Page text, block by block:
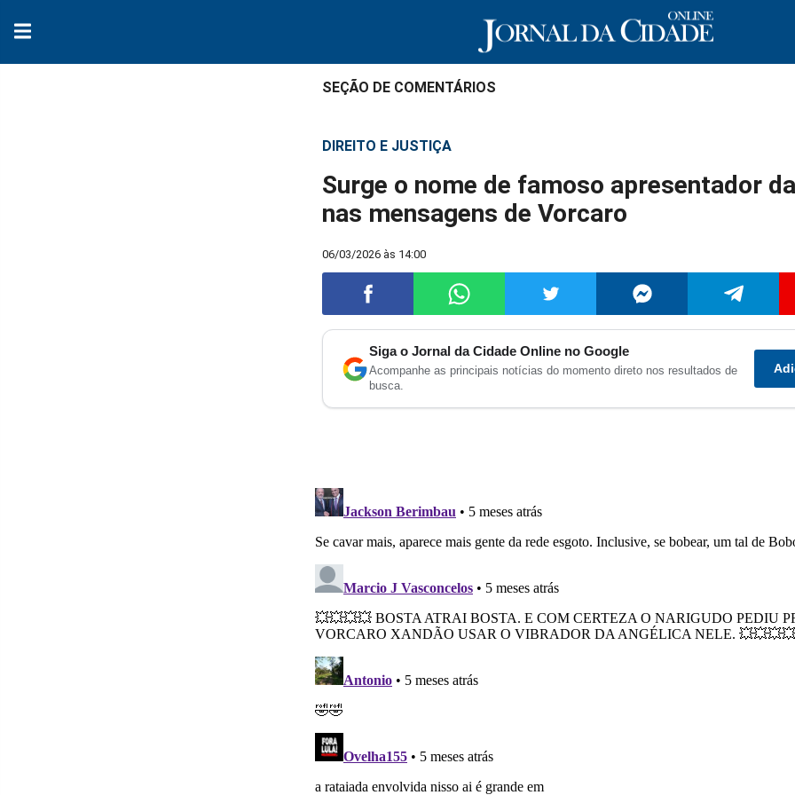
SEÇÃO DE COMENTÁRIOS
DIREITO E JUSTIÇA
Surge o nome de famoso apresentador
nas mensagens de Vorcaro
06/03/2026 às 14:00
CompartilharCompartilhar
Siga o Jornal da Cidade Online no Google
Acompanhe as principais notícias do momento direto nos resultados de
busca.